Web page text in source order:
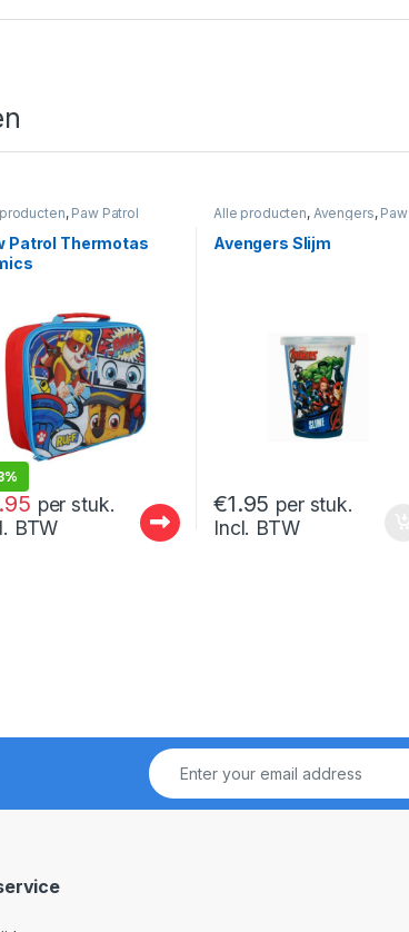
, Paw Patrol
Patrol Thermotas
per stuk.
BTW
Alle producten, Avengers, Paw
Avengers Slijm
€1.95 per stuk.
Incl. BTW